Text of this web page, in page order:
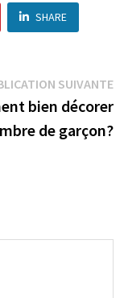
SHARE
SUIVANTE
bien décorer
de garçon?